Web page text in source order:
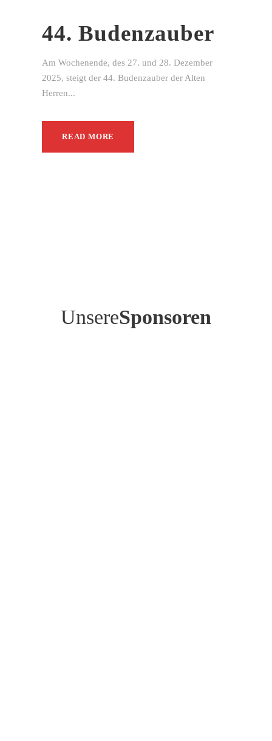
44. Budenzauber
Am Wochenende, des 27. und 28. Dezember
2025, steigt der 44. Budenzauber der Alten
Herren...
READ MORE
UnsereSponsoren